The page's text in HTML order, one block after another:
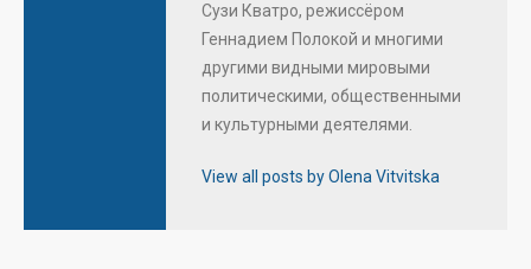
Сузи Кватро, режиссёром
Геннадием Полокой и многими
другими видными мировыми
политическими, общественными
и культурными деятелями.
View all posts by Olena Vitvitska